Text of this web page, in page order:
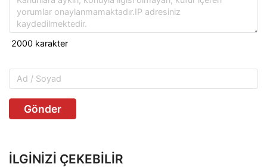
Gönder
İLGINIZI ÇEKEBILIR